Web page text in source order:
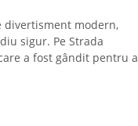
divertisment modern,
sigur. Pe Strada
a fost gândit pentru a